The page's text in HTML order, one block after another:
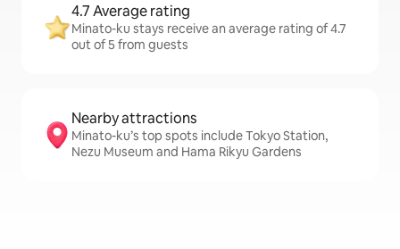
4.7 Average rating
Minato-ku stays receive an average rating of 4.7
out of 5 from guests
Nearby attractions
Minato-ku’s top spots include Tokyo Station,
Nezu Museum and Hama Rikyu Gardens